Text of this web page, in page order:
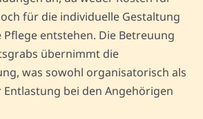
für die individuelle Gestaltung
entstehen. Die Betreuung
übernimmt die
was sowohl organisatorisch als
bei den Angehörigen